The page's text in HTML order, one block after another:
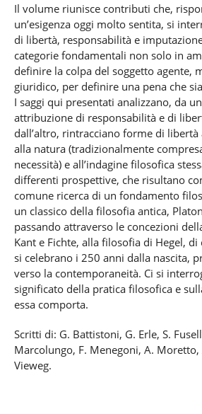
Il volume riunisce contributi che,
un’esigenza oggi molto sentita, si
di libertà, responsabilità e
categorie fondamentali non solo in
definire la colpa del soggetto agente,
giuridico, per definire una pena che
I saggi qui presentati analizzano, da
attribuzione di responsabilità e di
dall’altro, rintracciano forme di
alla natura (tradizionalmente
necessità) e all’indagine filosofica
differenti prospettive, che risultano
comune ricerca di un fondamento
un classico della filosofia antica,
passando attraverso le concezioni
Kant e Fichte, alla filosofia di Hegel,
si celebrano i 250 anni dalla nascita,
verso la contemporaneità. Ci si
significato della pratica filosofica e
essa comporta.
Scritti di: G. Battistoni, G. Erle, S.
Marcolungo, F. Menegoni, A. Moretto,
Vieweg.